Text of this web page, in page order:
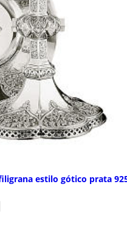
estilo gótico prata